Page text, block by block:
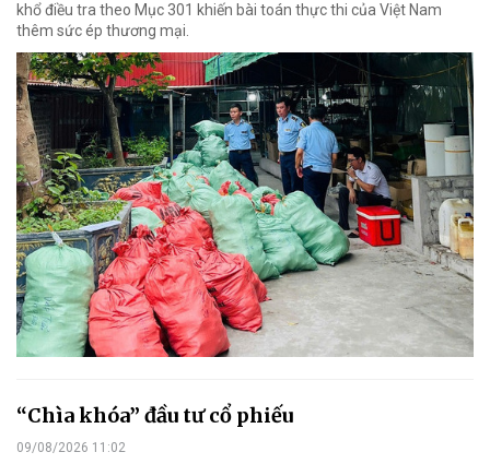
khổ điều tra theo Mục 301 khiến bài toán thực thi của Việt Nam
thêm sức ép thương mại.
“Chìa khóa” đầu tư cổ phiếu
09/08/2026 11:02